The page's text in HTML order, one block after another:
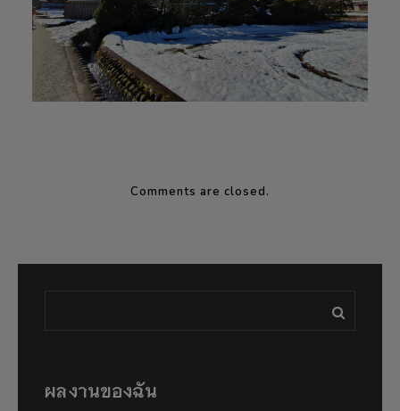
Comments are closed.
ผลงานของฉัน